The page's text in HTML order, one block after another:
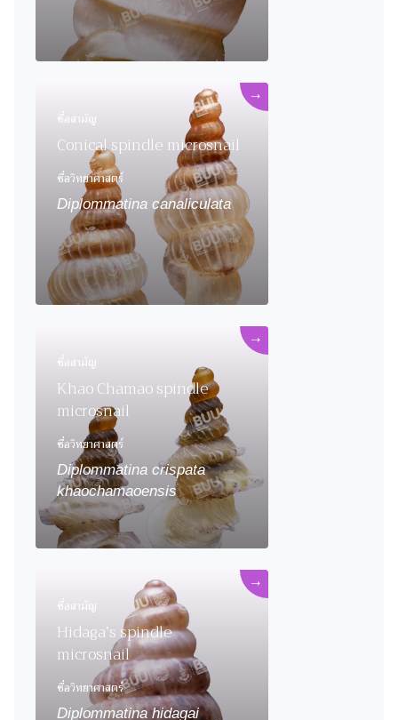
ชื่อสามัญ
Conical spindle microsnail
ชื่อวิทยาศาสตร์
Diplommatina canaliculata
→
ชื่อสามัญ
Khao Chamao spindle
microsnail
ชื่อวิทยาศาสตร์
Diplommatina crispata
khaochamaoensis
→
ชื่อสามัญ
Hidaga’s spindle
microsnail
ชื่อวิทยาศาสตร์
Diplommatina hidagai
→